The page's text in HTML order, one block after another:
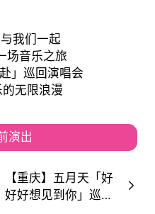
我们一起
场音乐之旅
」巡回演唱会
无限浪漫
演出
【重庆】五月天「好
好好想见到你」巡回